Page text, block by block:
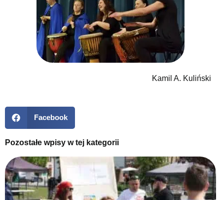
Kamil A. Kuliński
Facebook
Pozostałe wpisy w tej kategorii